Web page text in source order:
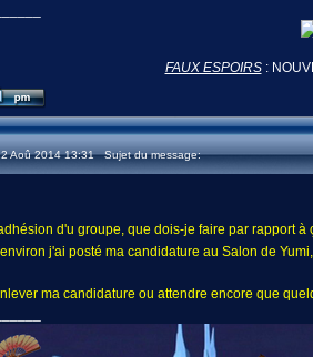
FAUX ESPOIRS:
Aoû 2014 13:31 Sujet du message:
d'u groupe, que dois-je faire par rapport à
j'ai posté ma candidature au Salon de
ma candidature ou attendre encore que